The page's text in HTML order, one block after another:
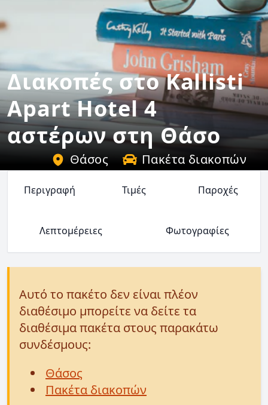
Διακοπές στο Kallisti
Apart Hotel 4
αστέρων στη Θάσο
Θάσος Πακέτα διακοπών
Περιγραφή Τιμές Παροχές
Λεπτομέρειες Φωτογραφίες
Αυτό το πακέτο δεν είναι πλέον
διαθέσιμο μπορείτε να δείτε τα
διαθέσιμα πακέτα στους παρακάτω
συνδέσμους:
Θάσος
Πακέτα διακοπών